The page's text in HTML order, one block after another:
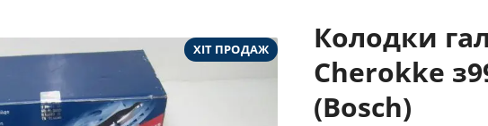
ХІТ ПРОДАЖ
Колодки
Cherokke
(Bosch)